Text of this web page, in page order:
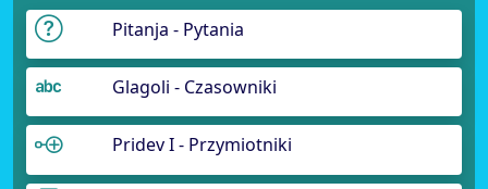
Pitanja - Pytania
Glagoli - Czasowniki
Pridev I - Przymiotniki